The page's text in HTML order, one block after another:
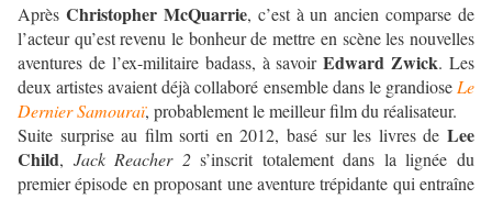
Après Christopher McQuarrie, c’est à un ancien comparse de
l’acteur qu’est revenu le bonheur de mettre en scène les nouvelles
aventures de l’ex-militaire badass, à savoirEdward Zwick. Les
deux artistes avaient déjà collaboré ensemble dans le grandiose Le
Dernier Samouraï, probablement le meilleur film du réalisateur.
Suite surprise au film sorti en 2012, basé sur les livres de Lee
Child, Jack Reacher 2s’inscrit totalement dans la lignée du
premier épisode en proposant une aventure trépidante qui entraîne